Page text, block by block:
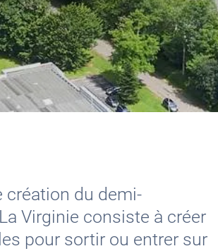
création du demi-
Virginie consiste à créer
pour sortir ou entrer sur